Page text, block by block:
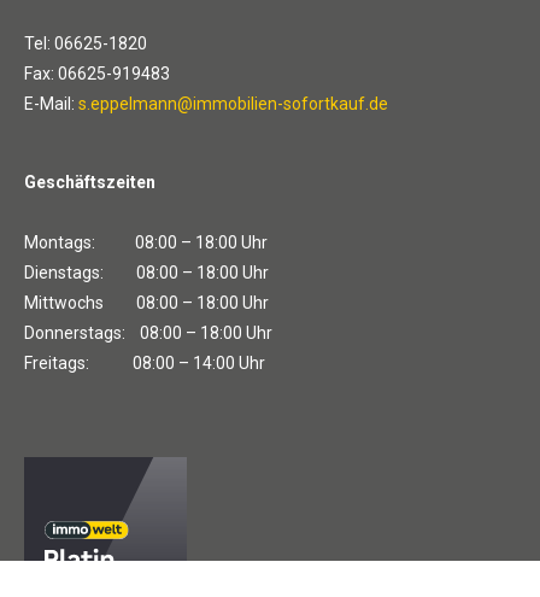
Tel: 06625-1820
Fax: 06625-919483
E-Mail: s.eppelmann@immobilien-sofortkauf.de
Geschäftszeiten
Montags: 08:00 – 18:00 Uhr
Dienstags: 08:00 – 18:00 Uhr
Mittwochs 08:00 – 18:00 Uhr
Donnerstags: 08:00 – 18:00 Uhr
Freitags: 08:00 – 14:00 Uhr